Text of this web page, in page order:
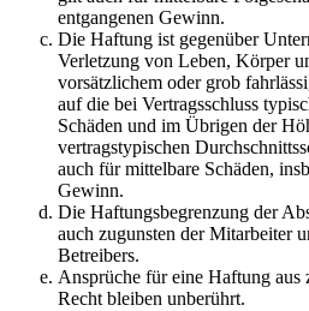
entgangenen Gewinn.
Die Haftung ist gegenüber
Verletzung von Leben, Körper
vorsätzlichem oder grob
auf die bei Vertragsschluss
Schäden und im Übrigen der
vertragstypischen
auch für mittelbare Schäden,
Gewinn.
Die Haftungsbegrenzung der
auch zugunsten der Mitarbeiter
Betreibers.
Ansprüche für eine Haftung aus
Recht bleiben unberührt.